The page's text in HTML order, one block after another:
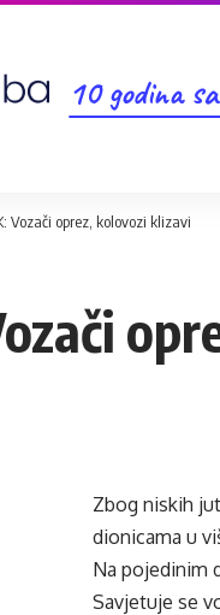
10 godina
Vozači oprez, kolovozi klizavi
Zbog niskih
dionicama u
Na pojedinim
Savjetuje se